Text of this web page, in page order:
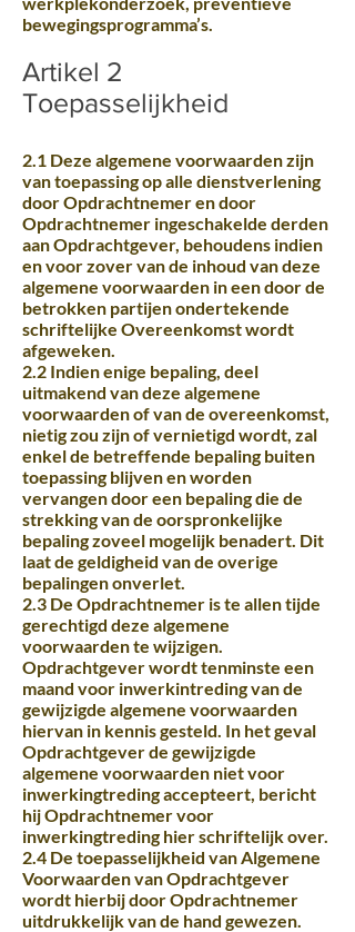
bewegingsprogramma’s.
Artikel 2
Toepasselijkheid
2.1 Deze algemene voorwaarden zijn
van toepassing op alle dienstverlening
door Opdrachtnemer en door
Opdrachtnemer ingeschakelde derden
aan Opdrachtgever, behoudens indien
en voor zover van de inhoud van deze
algemene voorwaarden in een door de
betrokken partijen ondertekende
schriftelijke Overeenkomst wordt
afgeweken.
2.2 Indien enige bepaling, deel
uitmakend van deze algemene
voorwaarden of van de overeenkomst,
nietig zou zijn of vernietigd wordt, zal
enkel de betreffende bepaling buiten
toepassing blijven en worden
vervangen door een bepaling die de
strekking van de oorspronkelijke
bepaling zoveel mogelijk benadert. Dit
laat de geldigheid van de overige
bepalingen onverlet.
2.3 De Opdrachtnemer is te allen tijde
gerechtigd deze algemene
voorwaarden te wijzigen.
Opdrachtgever wordt tenminste een
maand voor inwerkintreding van de
gewijzigde algemene voorwaarden
hiervan in kennis gesteld. In het geval
Opdrachtgever de gewijzigde
algemene voorwaarden niet voor
inwerkingtreding accepteert, bericht
hij Opdrachtnemer voor
inwerkingtreding hier schriftelijk over.
2.4 De toepasselijkheid van Algemene
Voorwaarden van Opdrachtgever
wordt hierbij door Opdrachtnemer
uitdrukkelijk van de hand gewezen.